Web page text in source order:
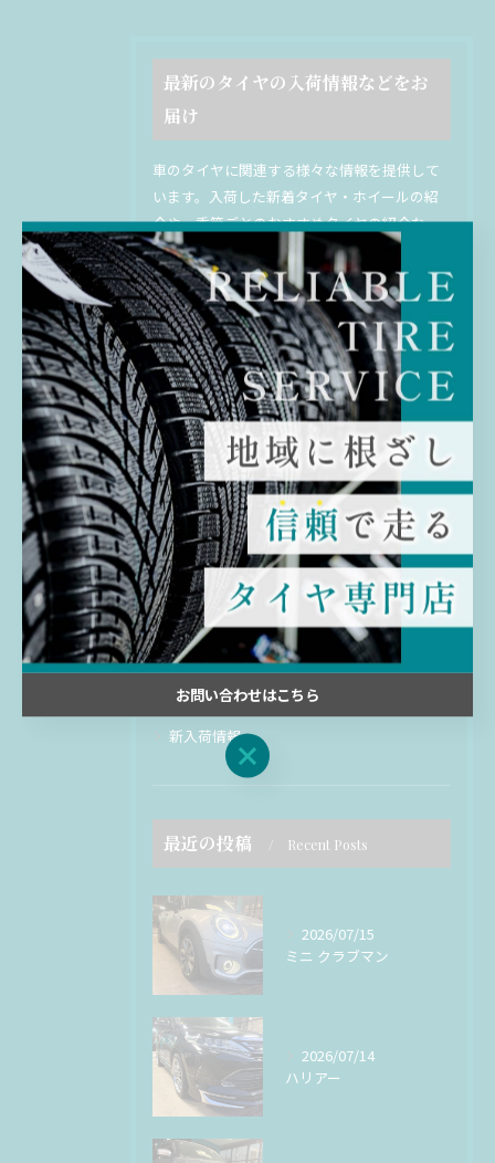
最新のタイヤの入荷情報などをお
届け
車のタイヤに関連する様々な情報を提供して
います。入荷した新着タイヤ・ホイールの紹
介や、季節ごとのおすすめタイヤの紹介な
ど、幅広いトピックをお届けしています。選
び方やタイヤの交換時期の目安、メンテナン
ス方法なども詳しく解説しています。プロの
視点からのアドバイスやお得な情報も満載で
す。
カテゴリー Categories
全てのカテゴリー
交換
販売
ホイール
買取
修理
新入荷情報
最近の投稿 Recent Posts
2026/07/15
ミニ クラブマン
2026/07/14
ハリアー
お問い合わせはこちら
お問い合わせはこちら